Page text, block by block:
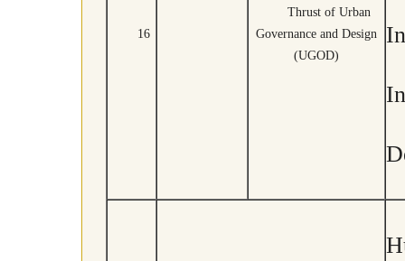
16
Thrust of Urban
Governance and Design
(UGOD)